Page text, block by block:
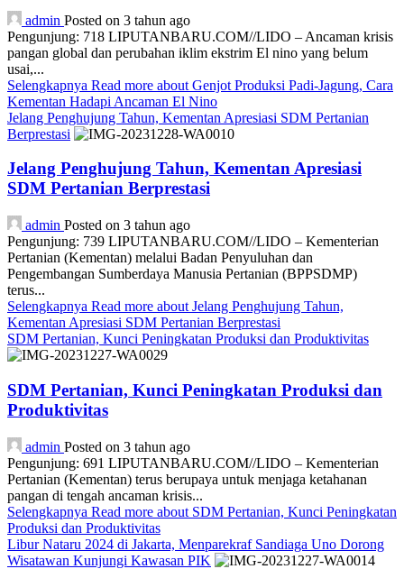
admin Posted on 3 tahun ago
Pengunjung: 718 LIPUTANBARU.COM//LIDO – Ancaman krisis
pangan global dan perubahan iklim ekstrim El nino yang belum
usai,...
Selengkapnya Read more about Genjot Produksi Padi-Jagung, Cara
Kementan Hadapi Ancaman El Nino
Jelang Penghujung Tahun, Kementan Apresiasi SDM Pertanian
Berprestasi
Jelang Penghujung Tahun, Kementan Apresiasi
SDM Pertanian Berprestasi
admin Posted on 3 tahun ago
Pengunjung: 739 LIPUTANBARU.COM//LIDO – Kementerian
Pertanian (Kementan) melalui Badan Penyuluhan dan
Pengembangan Sumberdaya Manusia Pertanian (BPPSDMP)
terus...
Selengkapnya Read more about Jelang Penghujung Tahun,
Kementan Apresiasi SDM Pertanian Berprestasi
SDM Pertanian, Kunci Peningkatan Produksi dan Produktivitas
SDM Pertanian, Kunci Peningkatan Produksi dan
Produktivitas
admin Posted on 3 tahun ago
Pengunjung: 691 LIPUTANBARU.COM//LIDO – Kementerian
Pertanian (Kementan) terus berupaya untuk menjaga ketahanan
pangan di tengah ancaman krisis...
Selengkapnya Read more about SDM Pertanian, Kunci Peningkatan
Produksi dan Produktivitas
Libur Nataru 2024 di Jakarta, Menparekraf Sandiaga Uno Dorong
Wisatawan Kunjungi Kawasan PIK